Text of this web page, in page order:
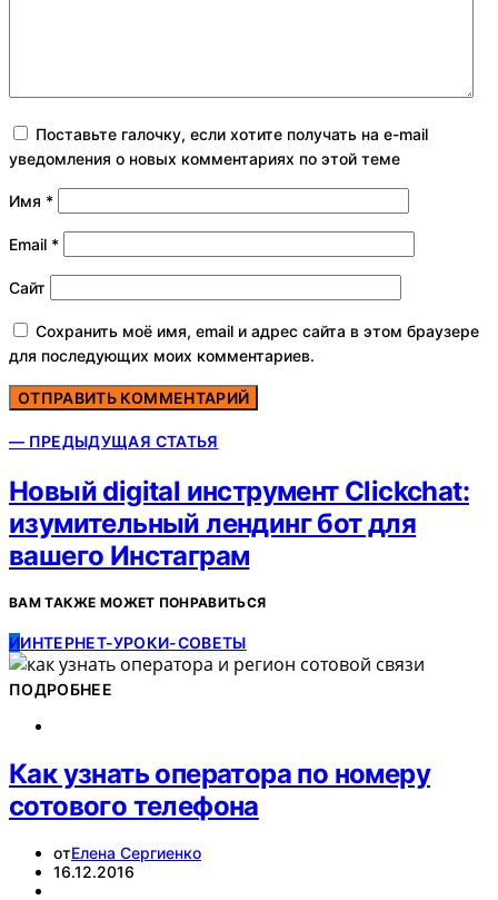
Поставьте галочку, если хотите получать на e-mail
уведомления о новых комментариях по этой теме
Имя *
Email *
Сайт
Сохранить моё имя, email и адрес сайта в этом браузере
для последующих моих комментариев.
— ПРЕДЫДУЩАЯ СТАТЬЯ
Новый digital инструмент Clickchat:
изумительный лендинг бот для
вашего Инстаграм
ВАМ ТАКЖЕ МОЖЕТ ПОНРАВИТЬСЯ
ИИНТЕРНЕТ-УРОКИ-СОВЕТЫ
ПОДРОБНЕЕ
Как узнать оператора по номеру
сотового телефона
отЕлена Сергиенко
16.12.2016